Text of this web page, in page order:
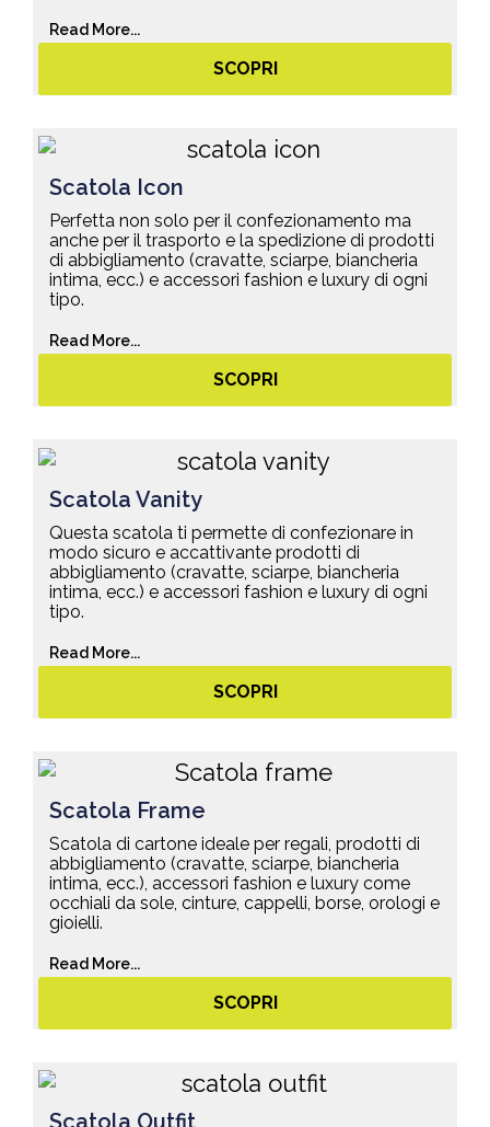
Read More...
SCOPRI
Scatola Icon
Perfetta non solo per il confezionamento ma
anche per il trasporto e la spedizione di prodotti
di abbigliamento (cravatte, sciarpe, biancheria
intima, ecc.) e accessori fashion e luxury di ogni
tipo.
Read More...
SCOPRI
Scatola Vanity
Questa scatola ti permette di confezionare in
modo sicuro e accattivante prodotti di
abbigliamento (cravatte, sciarpe, biancheria
intima, ecc.) e accessori fashion e luxury di ogni
tipo.
Read More...
SCOPRI
Scatola Frame
Scatola di cartone ideale per regali, prodotti di
abbigliamento (cravatte, sciarpe, biancheria
intima, ecc.), accessori fashion e luxury come
occhiali da sole, cinture, cappelli, borse, orologi e
gioielli.
Read More...
SCOPRI